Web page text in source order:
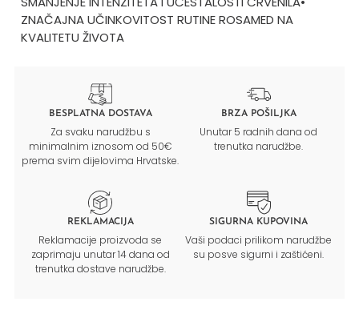
ZNAČAJNA UČINKOVITOST RUTINE ROSAMED NA
KVALITETU ŽIVOTA
BESPLATNA DOSTAVA
Za svaku narudžbu s
minimalnim iznosom od 50€
prema svim dijelovima Hrvatske.
BRZA POŠILJKA
Unutar 5 radnih dana od
trenutka narudžbe.
REKLAMACIJA
Reklamacije proizvoda se
zaprimaju unutar 14 dana od
trenutka dostave narudžbe.
SIGURNA KUPOVINA
Vaši podaci prilikom narudžbe
su posve sigurni i zaštićeni.